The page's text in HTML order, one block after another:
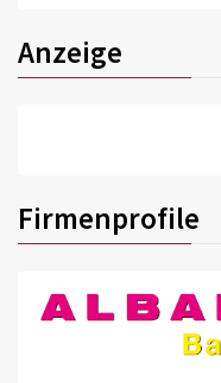
Anzeige
Firmenprofile